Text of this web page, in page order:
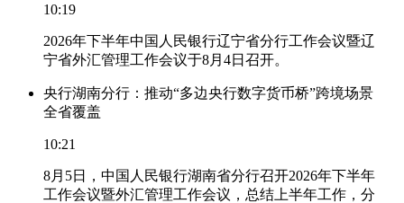
10:19
2026年下半年中国人民银行辽宁省分行工作会议暨辽
宁省外汇管理工作会议于8月4日召开。
央行湖南分行：推动“多边央行数字货币桥”跨境场景
全省覆盖
10:21
8月5日，中国人民银行湖南省分行召开2026年下半年
工作会议暨外汇管理工作会议，总结上半年工作，分